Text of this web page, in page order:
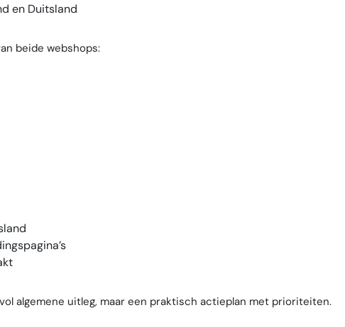
en Duitsland
beide webshops:
algemene uitleg, maar een praktisch actieplan met prioriteiten.